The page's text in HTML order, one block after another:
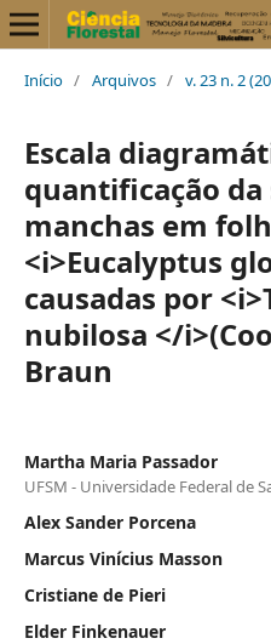
Início / Arquivos / v. 23 n. 2
Escala
quantificação
manchas em
<i>Eucalyptus
causadas por
nubilosa </
Braun
Martha Maria Passador
UFSM - Universidade Federal de
Alex Sander Porcena
Marcus Vinícius Masson
Cristiane de Pieri
Elder Finkenauer